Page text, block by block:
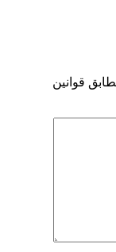
قوانين